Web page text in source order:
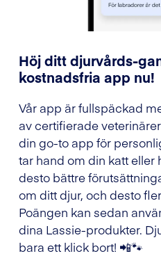
Höj ditt djurvårds-
kostnadsfria app nu!
Vår app är fullspäckad
av certifierade
din go-to app för
tar hand om din katt eller
desto bättre
om ditt djur, och desto
Poängen kan sedan
dina Lassie-produkter.
bara ett klick bort! 📲🐾